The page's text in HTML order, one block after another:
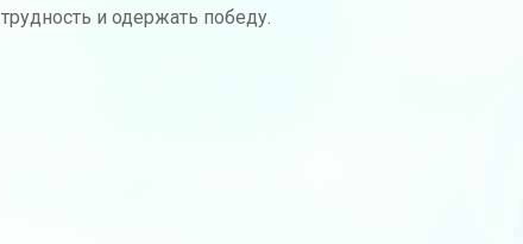
и одержать победу.